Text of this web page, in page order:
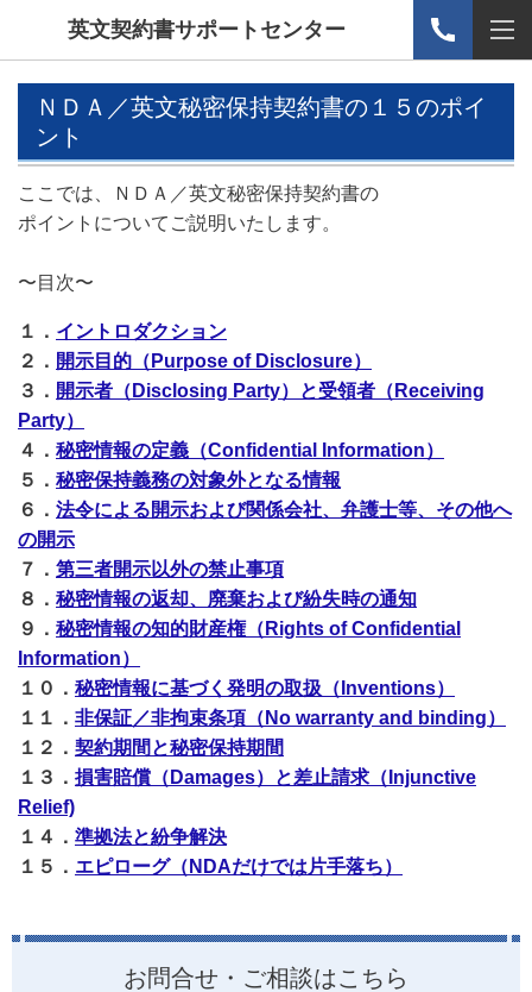
英文契約書サポートセンター
ＮＤＡ／英文秘密保持契約書の１５のポイ
ント
ここでは、ＮＤＡ／英文秘密保持契約書の
ポイントについてご説明いたします。
〜目次〜
１． イントロダクション
２． 開示目的（Purpose of Disclosure）
３． 開示者（Disclosing Party）と受領者（Receiving
Party）
４． 秘密情報の定義（Confidential Information）
５． 秘密保持義務の対象外となる情報
６． 法令による開示および関係会社、弁護士等、その他へ
の開示
７． 第三者開示以外の禁止事項
８． 秘密情報の返却、廃棄および紛失時の通知
９． 秘密情報の知的財産権（Rights of Confidential
Information）
１０ ． 秘密情報に基づく発明の取扱（Inventions）
１１ ． 非保証／非拘束条項（No warranty and binding）
１２ ． 契約期間と秘密保持期間
１３ ． 損害賠償（Damages）と差止請求（Injunctive
Relief)
１４ ． 準拠法と紛争解決
１５ ． エピローグ（NDAだけでは片手落ち）
お問合せ・ご相談はこちら